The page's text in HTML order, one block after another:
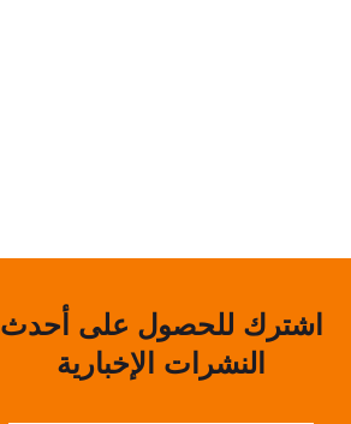
اشترك للحصول على أحدث
النشرات الإخبارية